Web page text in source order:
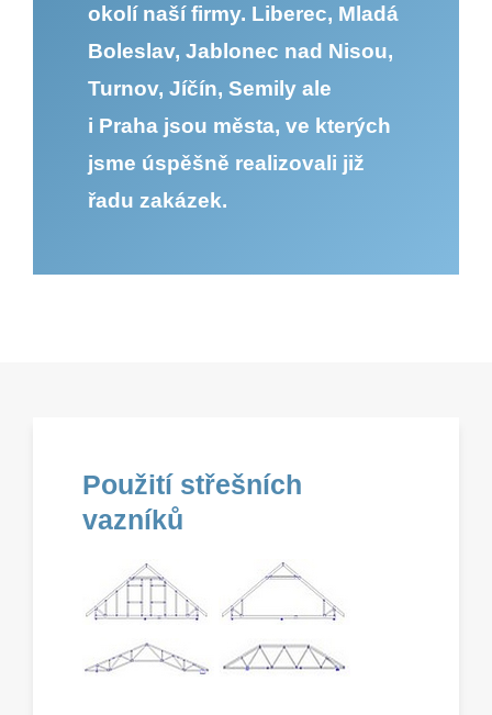
okolí naší firmy. Liberec, Mladá
Boleslav, Jablonec nad Nisou,
Turnov, Jíčín, Semily ale
i Praha jsou města, ve kterých
jsme úspěšně realizovali již
řadu zakázek.
Použití střešních
vazníků